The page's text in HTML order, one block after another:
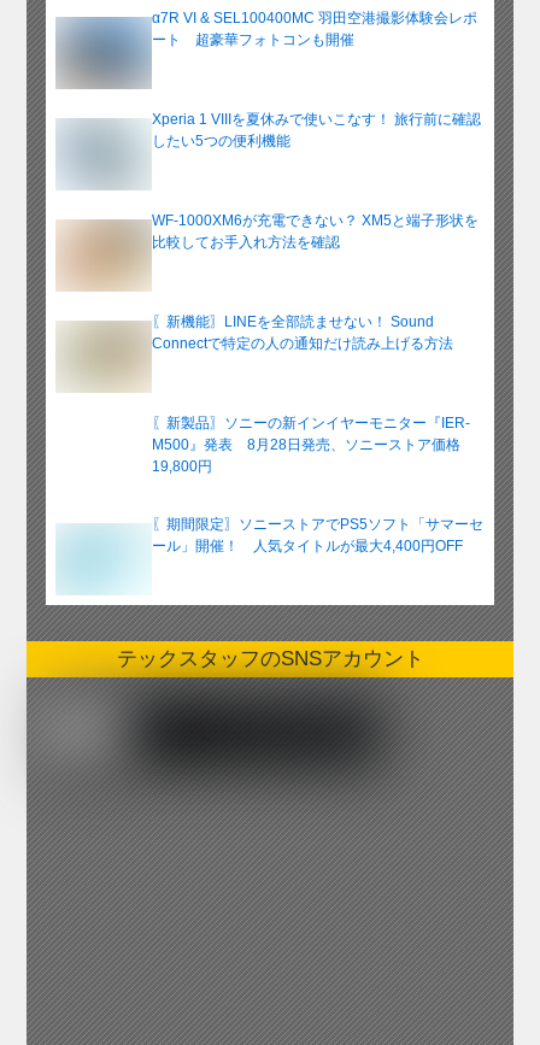
α7R VI & SEL100400MC 羽田空港撮影体験会レポ
ート 超豪華フォトコンも開催
Xperia 1 VIIIを夏休みで使いこなす！ 旅行前に確認
したい5つの便利機能
WF-1000XM6が充電できない？ XM5と端子形状を
比較してお手入れ方法を確認
〖新機能〗LINEを全部読ませない！ Sound
Connectで特定の人の通知だけ読み上げる方法
〖新製品〗ソニーの新インイヤーモニター『IER-
M500』発表 8月28日発売、ソニーストア価格
19,800円
〖期間限定〗ソニーストアでPS5ソフト「サマーセ
ール」開催！ 人気タイトルが最大4,400円OFF
テックスタッフのSNSアカウント